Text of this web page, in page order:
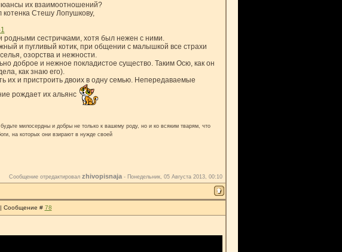
их взаимоотношений?
котенка Стешу Лопушкову,
сестричками, хотя был нежен с ними.
и пугливый котик, при общении с малышкой все страхи
озорства и нежности.
доброе и нежное покладистое существо. Таким Осю, как он
как знаю его).
их и пристроить двоих в одну семью. Непередаваемые
рождает их альянс
милосердны и добры не только к вашему роду, но и ко всяким тварям, что
на которых они взирают в нужде своей
Сообщение отредактировал zhivopisnaja- Понедельник, 05 Августа 2013, 00:10
| Сообщение # 78